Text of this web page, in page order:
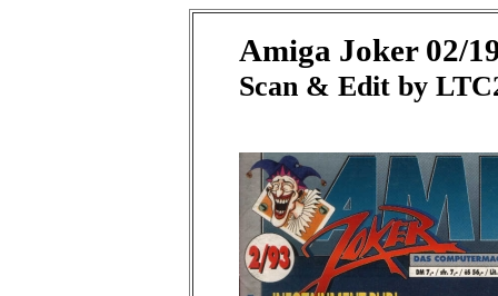
Amiga Joker 02/
Scan & Edit by